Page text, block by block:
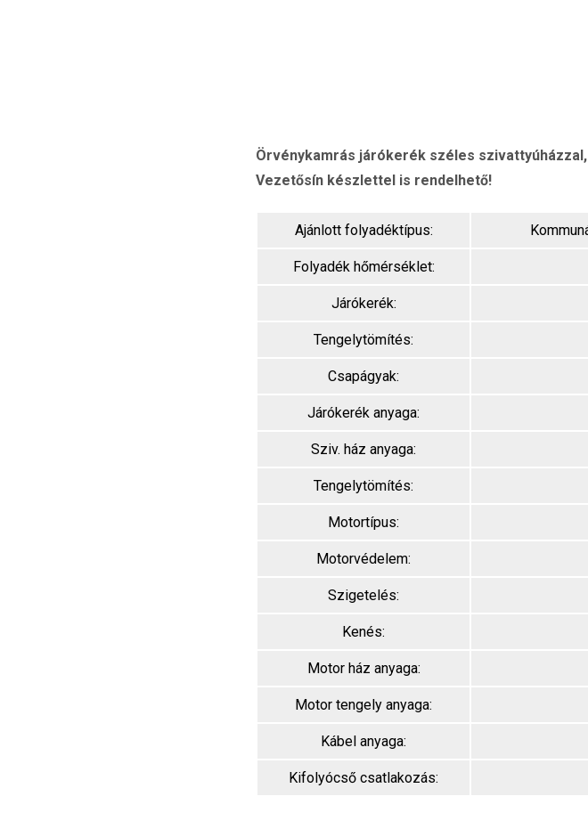
Örvénykamrás járókerék széles
Vezetősín készlettel is rendelhető!
Ajánlott folyadéktípus:
Folyadék hőmérséklet:
Járókerék:
Tengelytömítés:
Csapágyak:
Járókerék anyaga:
Sziv. ház anyaga:
Tengelytömítés:
Motortípus:
Motorvédelem:
Szigetelés:
Kenés:
Motor ház anyaga:
Motor tengely anyaga:
Kábel anyaga:
Kifolyócső csatlakozás: